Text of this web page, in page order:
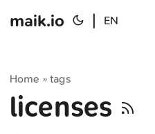
maik.io EN
Home »tags
licenses